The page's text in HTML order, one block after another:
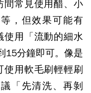
間常見使用醋、小
，但效果可能有
使用「流動的細水
15分鐘即可。像是
用軟毛刷輕輕刷
「先清洗、再剝